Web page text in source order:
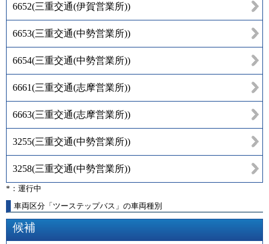
6652(三重交通(伊賀営業所))
6653(三重交通(中勢営業所))
6654(三重交通(中勢営業所))
6661(三重交通(志摩営業所))
6663(三重交通(志摩営業所))
3255(三重交通(中勢営業所))
3258(三重交通(中勢営業所))
*：運行中
車両区分「ツーステップバス」の車両種別
候補